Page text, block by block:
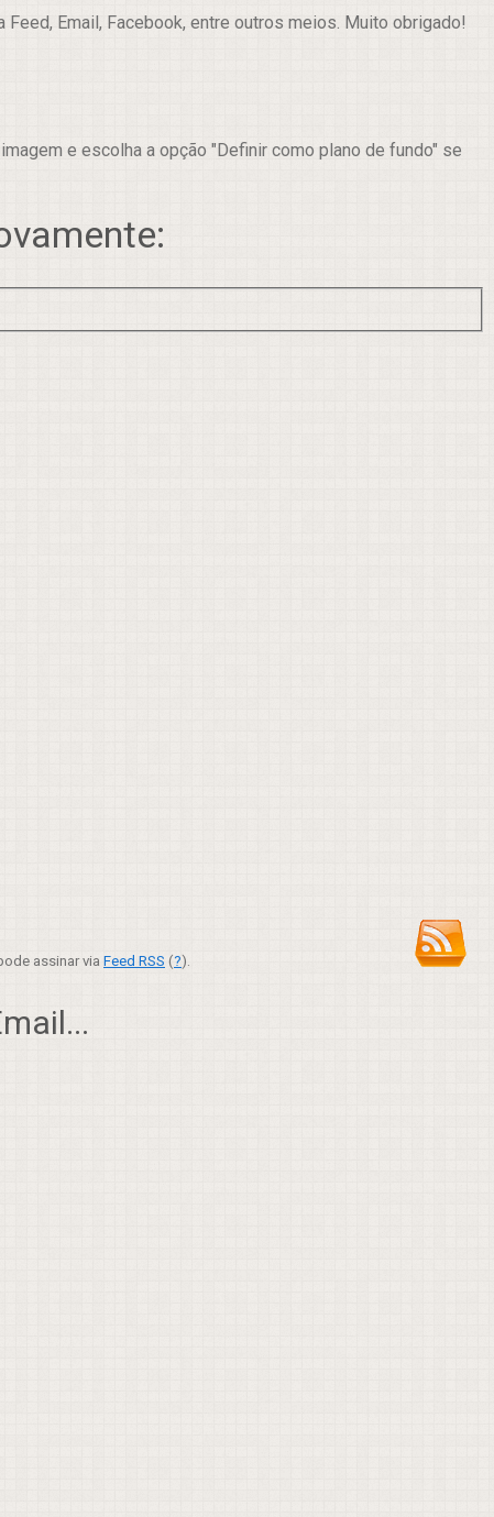
Feed, Email, Facebook, entre outros meios. Muito obrigado!
e escolha a opção "Definir como plano de fundo" se
assinar via Feed RSS (?).